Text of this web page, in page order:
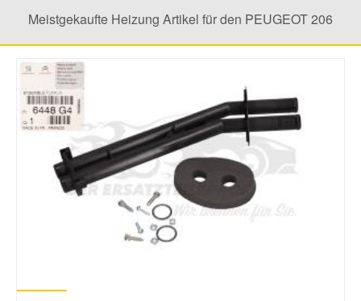
Meistgekaufte Heizung Artikel für den PEUGEOT 206